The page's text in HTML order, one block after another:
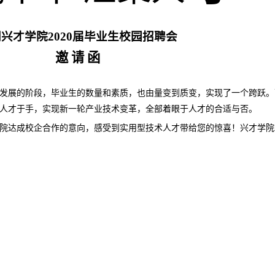
才学院2020届毕业生校园招聘会
邀 请 函
展的阶段，毕业生的数量和素质，也由量变到质变，实现了一个跨跃
于手，实现新一轮产业技术变革，全部着眼于人才的合适与否。
达成校企合作的意向，感受到实用型技术人才带给您的惊喜！兴才学院